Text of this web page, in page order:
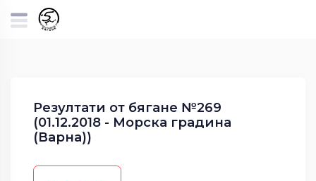
Резултати от бягане №269
(01.12.2018 - Морска градина
(Варна))